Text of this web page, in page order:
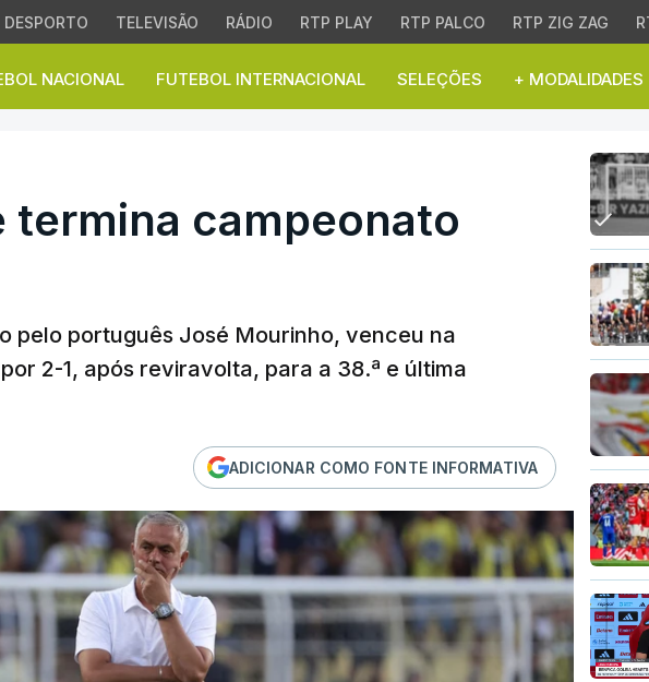
DESPORTO TELEVISÃO RÁDIO RTP PLAY RTP PALCO RTP ZIG ZAG
NACIONAL FUTEBOL INTERNACIONAL SELEÇÕES + MODALIDADES
campeonato com vitória
termina campeonato
pelo português José Mourinho, venceu na
2-1, após reviravolta, para a 38.ª e última
ADICIONAR COMO FONTE INFORMATIVA